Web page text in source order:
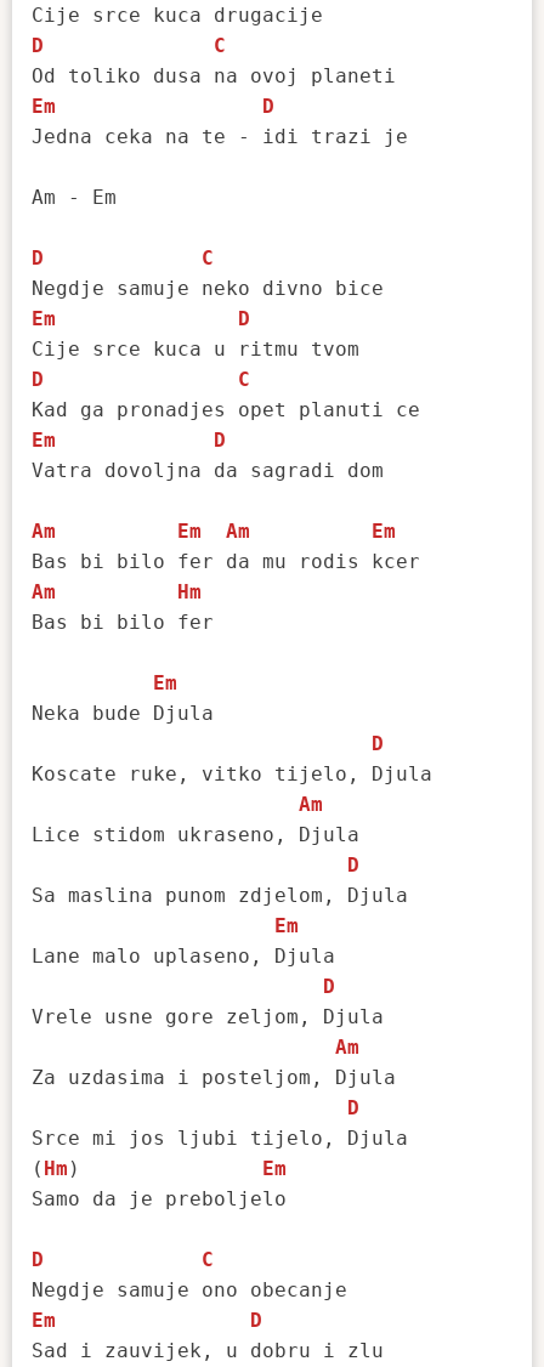
D
C
Em
D
Jedna ceka na te - idi trazi je
Am - Em
D
C
Em
D
D
C
Em
D
Vatra dovoljna da sagradi dom
Am Em Am
Em
Am
Hm
Bas bi bilo fer
Em
Neka bude Djula
D
Koscate ruke, vitko tijelo, Djula
Am
Lice stidom ukraseno, Djula
D
Sa maslina punom zdjelom, Djula
Em
Lane malo uplaseno, Djula
D
Vrele usne gore zeljom, Djula
Am
Za uzdasima i posteljom, Djula
D
Srce mi jos ljubi tijelo, Djula
( Hm ) Em
Samo da je preboljelo
D
C
Em
D